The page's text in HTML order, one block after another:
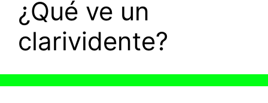
¿Qué ve un
clarividente?